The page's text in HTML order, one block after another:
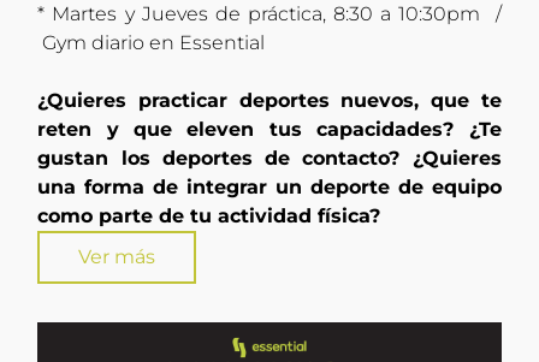
* Martes y Jueves de práctica, 8:30 a 10:30pm /
Gym diario en Essential
¿Quieres practicar deportes nuevos, que te
reten y que eleven tus capacidades? ¿Te
gustan los deportes de contacto? ¿Quieres
una forma de integrar un deporte de equipo
como parte de tu actividad física?
Ver más